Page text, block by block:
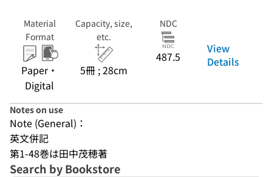
Material
Format
Paper・
Digital
Capacity, size,
etc.
5冊 ; 28cm
NDC
487.5
View
Details
Notes on use
Note (General)：
英文併記
第1-48巻は田中茂穂著
Search by Bookstore